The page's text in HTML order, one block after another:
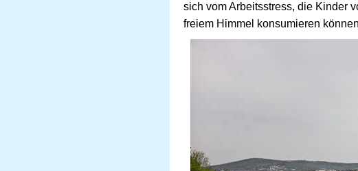
sich vom Arbeitsstress, die Kinder
freiem Himmel konsumieren